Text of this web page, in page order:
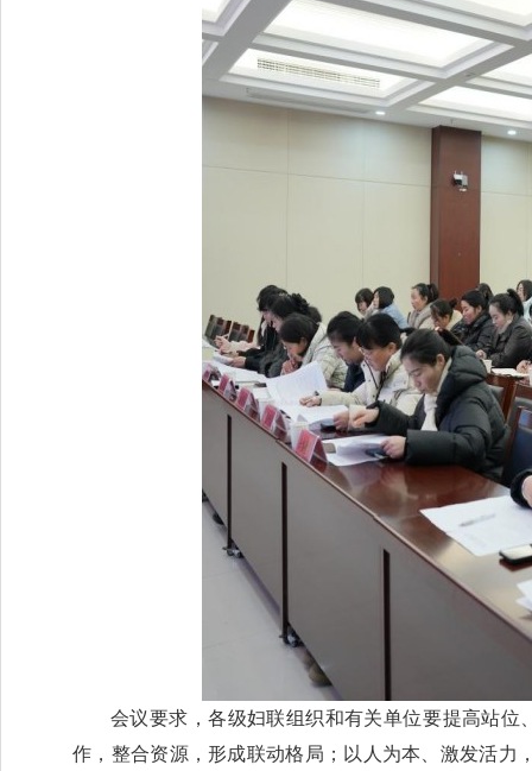
会议要求，各级妇联组织和有关单位要‌提高站
作，整合资源，形成联动格局；‌以人为本、激发活力‌